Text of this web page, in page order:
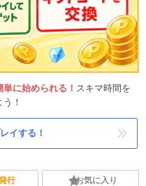
単に始められる！ スキマ時間を
！
イする！
行 お気に入り